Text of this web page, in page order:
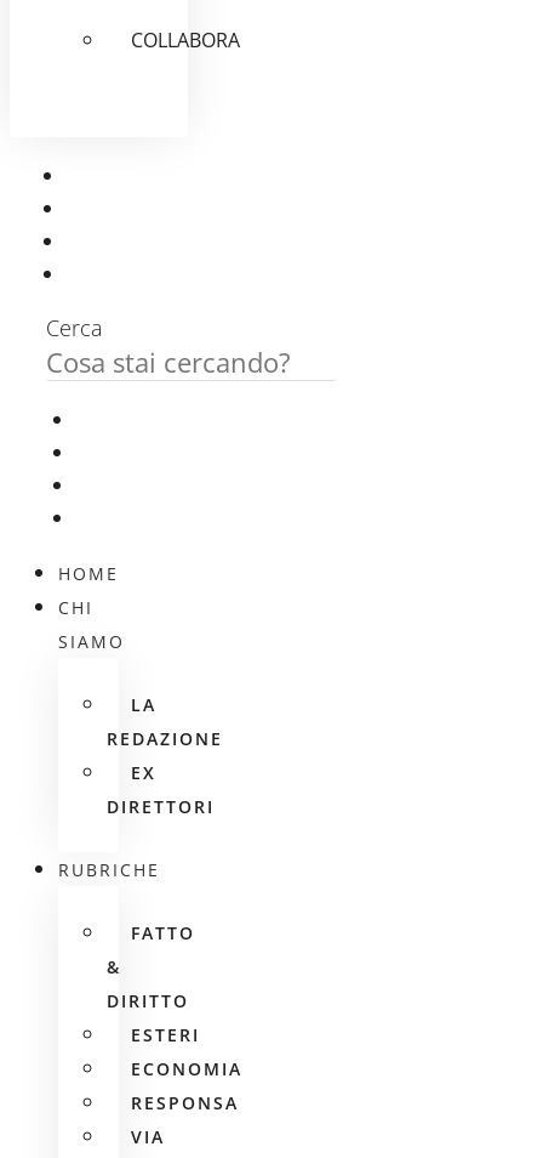
COLLABORA
Cerca
HOME
CHI
SIAMO
LA
REDAZIONE
EX
DIRETTORI
RUBRICHE
FATTO
&
DIRITTO
ESTERI
ECONOMIA
RESPONSA
VIA